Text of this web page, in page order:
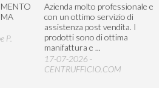
Azienda molto professionale e
con un ottimo servizio di
assistenza post vendita. I
prodotti sono di ottima
manifattura e ...
17-07-2026 -
CENTRUFFICIO.COM